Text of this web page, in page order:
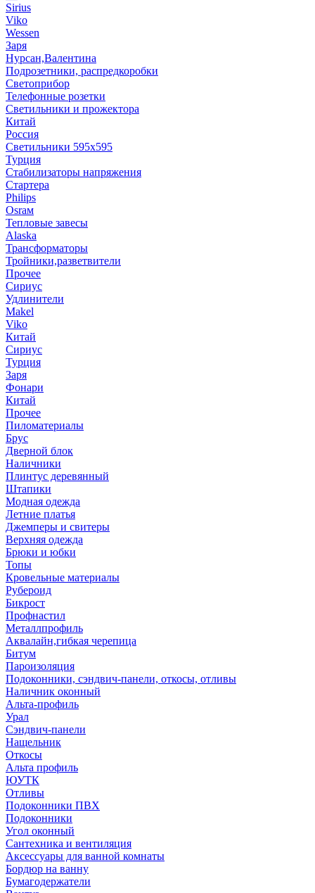
Sirius
Viko
Wessen
Заря
Нурсан,Валентина
Подрозетники, распредкоробки
Светоприбор
Телефонные розетки
Светильники и прожектора
Китай
Россия
Светильники 595х595
Турция
Стабилизаторы напряжения
Стартера
Philips
Оsrам
Тепловые завесы
Alaska
Трансформаторы
Тройники,разветвители
Прочее
Сириус
Удлинители
Makel
Viko
Китай
Сириус
Турция
Заря
Фонари
Китай
Прочее
Пиломатериалы
Брус
Дверной блок
Наличники
Плинтус деревянный
Штапики
Модная одежда
Летние платья
Джемперы и свитеры
Верхняя одежда
Брюки и юбки
Топы
Кровельные материалы
Рубероид
Бикрост
Профнастил
Металлпрофиль
Аквалайн,гибкая черепица
Битум
Пароизоляция
Подоконники, сэндвич-панели, откосы, отливы
Наличник оконный
Альта-профиль
Урал
Сэндвич-панели
Нащельник
Откосы
Альта профиль
ЮУТК
Отливы
Подоконники ПВХ
Подоконники
Угол оконный
Сантехника и вентиляция
Аксессуары для ванной комнаты
Бордюр на ванну
Бумагодержатели